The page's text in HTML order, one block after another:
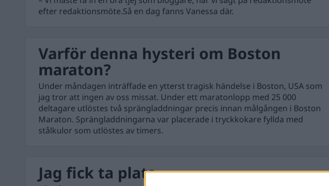
efter redaktionsmöte.Så en dag fanns Vanessa där.
Varför denna hysteri om Boston
maraton?
Under måndagen inträffade en ytterst tragisk händelse i Boston, USA som
jag tror att ingen av oss missat. Under ett maratonlopp med 25 000
deltagare utlöstes två sprängladdningar precis innan målgången i Boston
Maraton. Sprängladdningarna var placerade i tryckkokare fyllda med
stålkulor som utlöstes av timers.
Jag fick ta plats